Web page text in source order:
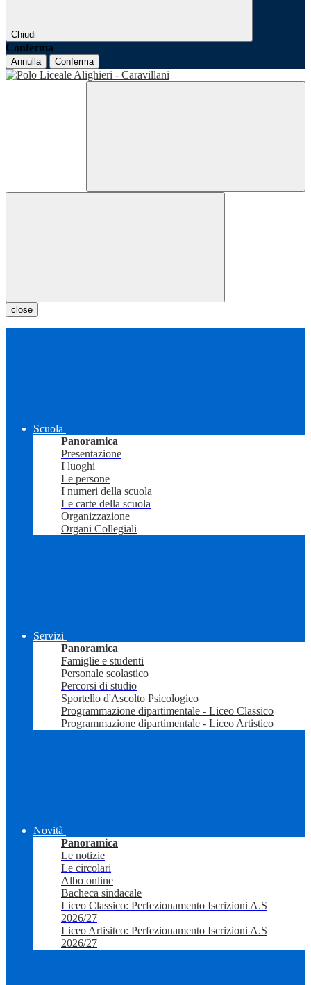
Chiudi
Conferma
Annulla Conferma
close
Scuola
Panoramica
Presentazione
I luoghi
Le persone
I numeri della scuola
Le carte della scuola
Organizzazione
Organi Collegiali
Servizi
Panoramica
Famiglie e studenti
Personale scolastico
Percorsi di studio
Sportello d'Ascolto Psicologico
Programmazione dipartimentale - Liceo Classico
Programmazione dipartimentale - Liceo Artistico
Novità
Panoramica
Le notizie
Le circolari
Albo online
Bacheca sindacale
Liceo Classico: Perfezionamento Iscrizioni A.S
2026/27
Liceo Artisitco: Perfezionamento Iscrizioni A.S
2026/27